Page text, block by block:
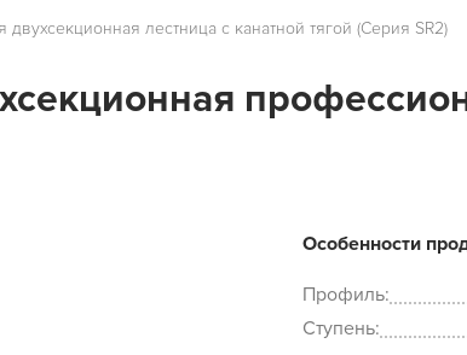
лестница с канатной тягой (Серия SR2)
Особенности
Профиль:
Ступень: